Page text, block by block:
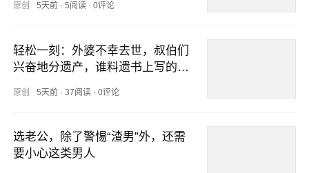
原创 5天前· 5阅读· 0评论
轻松一刻：外婆不幸去世，叔伯们
兴奋地分遗产，谁料遗书上写的…
原创 5天前· 37阅读· 0评论
选老公，除了警惕“渣男”外，还需
要小心这类男人